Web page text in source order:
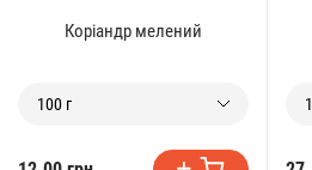
Коріандр мелений
100 г